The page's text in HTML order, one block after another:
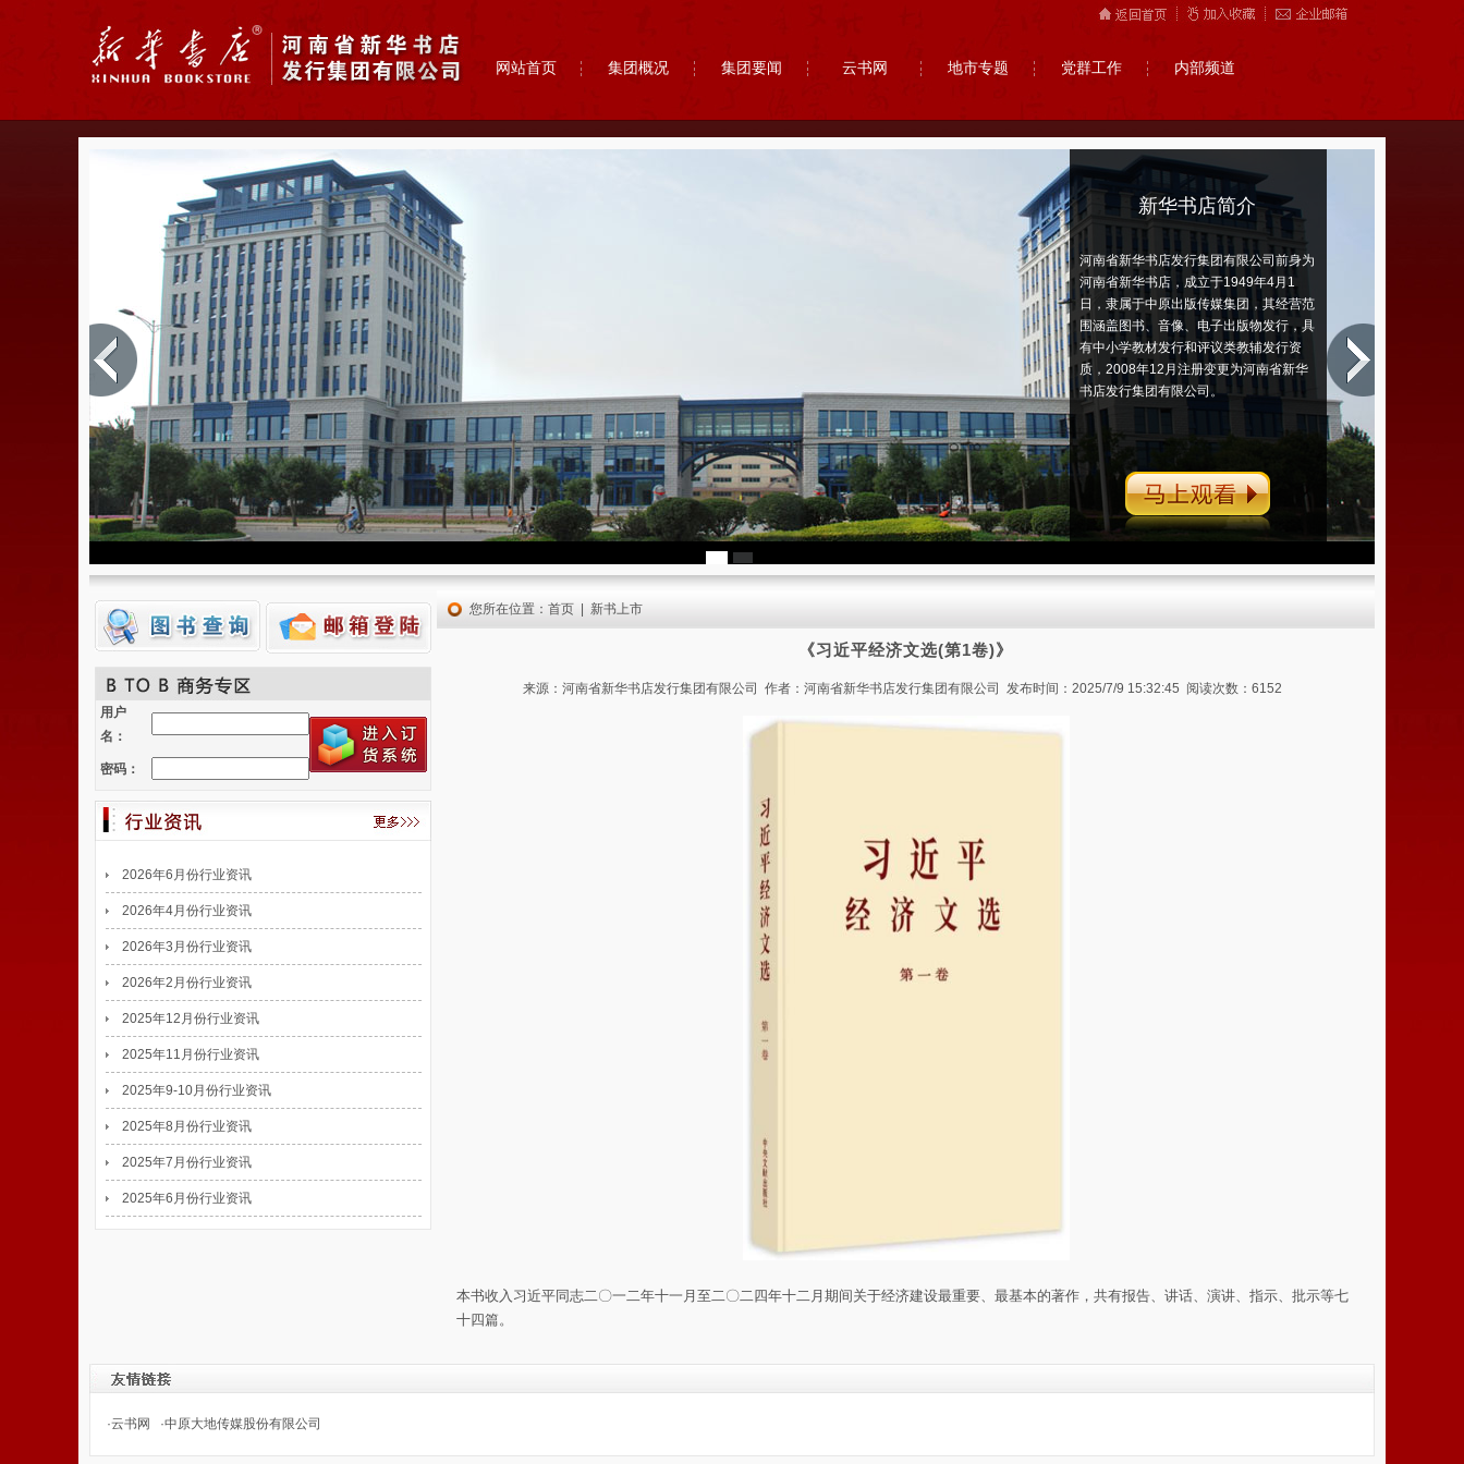
网站首页 集团概况 集团要闻 云书网 地市专题 党群工作 内部频道
新华书店简介
河南省新华书店发行集团有限公司前身为
河南省新华书店，成立于1949年4月1
日，隶属于中原出版传媒集团，其经营范
围涵盖图书、音像、电子出版物发行，具
有中小学教材发行和评议类教辅发行资
质，2008年12月注册变更为河南省新华
书店发行集团有限公司。
马上观看
用户
名：
密码：
2026年6月份行业资讯
2026年4月份行业资讯
2026年3月份行业资讯
2026年2月份行业资讯
2025年12月份行业资讯
2025年11月份行业资讯
2025年9-10月份行业资讯
2025年8月份行业资讯
2025年7月份行业资讯
2025年6月份行业资讯
您所在位置： 首页 新书上市
《习近平经济文选(第1卷)》
来源：河南省新华书店发行集团有限公司 作者：河南省新华书店发行集团有限公司 发布时间：2025/7/9 15:32:45 阅读次数：6152
本书收入习近平同志二〇一二年十一月至二〇二四年十二月期间关于经济建设最重要、最基本的著作，共有报告、讲话、演讲、指示、批示等七
十四篇。
·云书网 ·中原大地传媒股份有限公司